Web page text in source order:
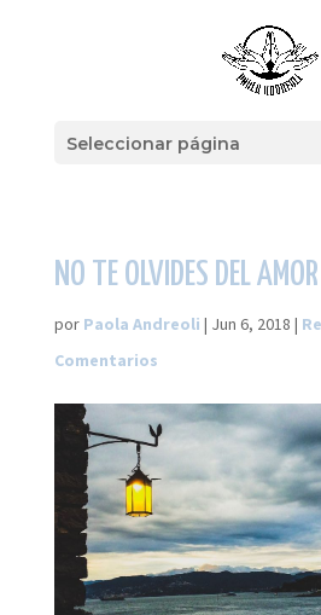
Seleccionar página
NO TE OLVIDES DEL AMOR
por Paola Andreoli | Jun 6, 2018 |
Comentarios